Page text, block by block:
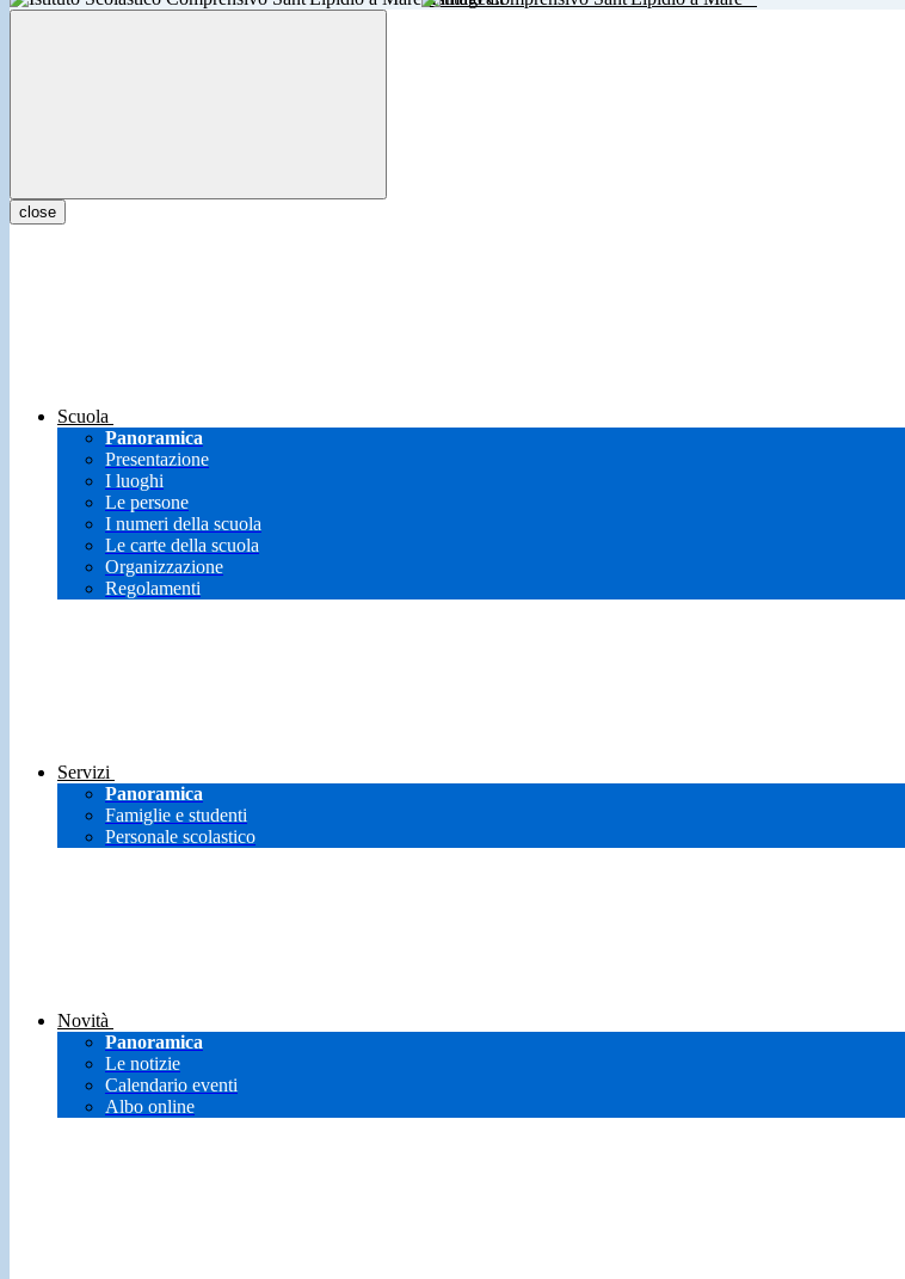
close
Scuola
Panoramica
Presentazione
I luoghi
Le persone
I numeri della scuola
Le carte della scuola
Organizzazione
Regolamenti
Servizi
Panoramica
Famiglie e studenti
Personale scolastico
Novità
Panoramica
Le notizie
Calendario eventi
Albo online